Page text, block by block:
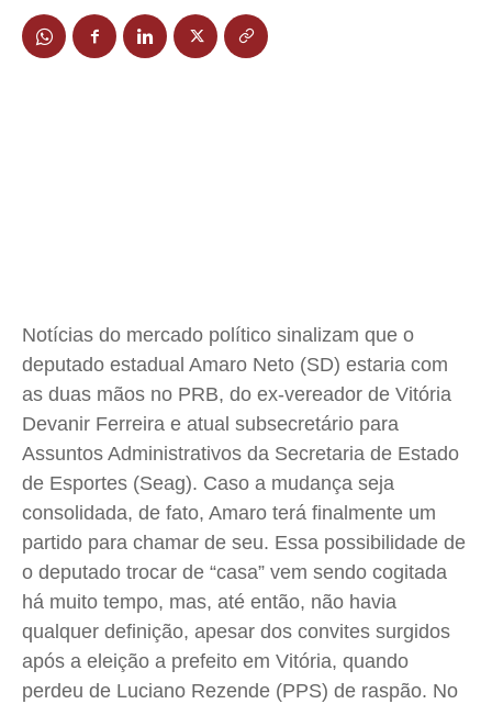
TV Século
Justiça
Cultura
Colunas
Caetano Roque
Gustavo Bastos
Wanda Sily
Publicidade Legal
Anuncie
Quem Somos
TV Século
Justiça
Cultura
Colunas
Caetano Roque
Gustavo Bastos
Wanda Sily
Publicidade Legal
Anuncie
Quem Somos
TV Século
Justiça
Cultura
Colunas
Caetano Roque
Gustavo Bastos
Wanda Sily
Publicidade Legal
Anuncie
Quem Somos
TV Século
Justiça
Cultura
Colunas
Caetano Roque
Gustavo Bastos
Wanda Sily
Publicidade Legal
Anuncie
Quem Somos
Notícias do mercado político sinalizam que o
deputado estadual Amaro Neto (SD) estaria com
as duas mãos no PRB, do ex-vereador de Vitória
Devanir Ferreira e atual subsecretário para
Assuntos Administrativos da Secretaria de Estado
de Esportes (Seag). Caso a mudança seja
consolidada, de fato, Amaro terá finalmente um
partido para chamar de seu. Essa possibilidade de
o deputado trocar de “casa” vem sendo cogitada
há muito tempo, mas, até então, não havia
qualquer definição, apesar dos convites surgidos
após a eleição a prefeito em Vitória, quando
perdeu de Luciano Rezende (PPS) de raspão. No